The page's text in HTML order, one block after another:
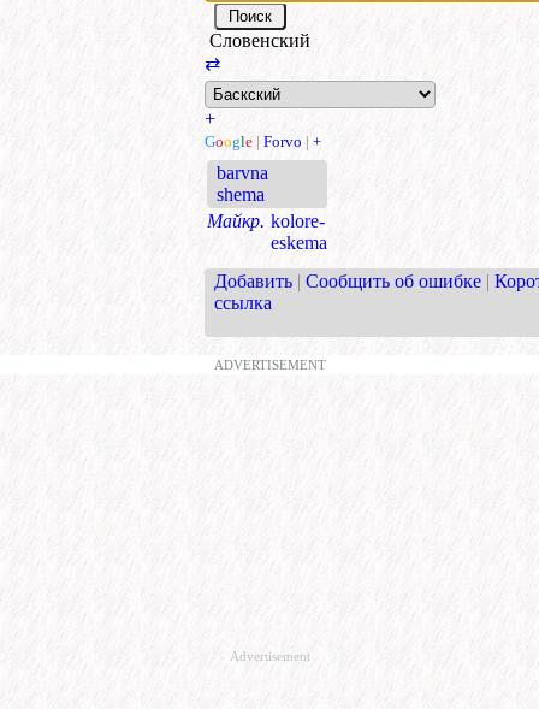
Словенский
⇄
+
Google | Forvo | +
barvna
shema
Майкр. kolore-
eskema
Добавить | Сообщить об ошибке |
ссылка
ADVERTISEMENT
Advertisement